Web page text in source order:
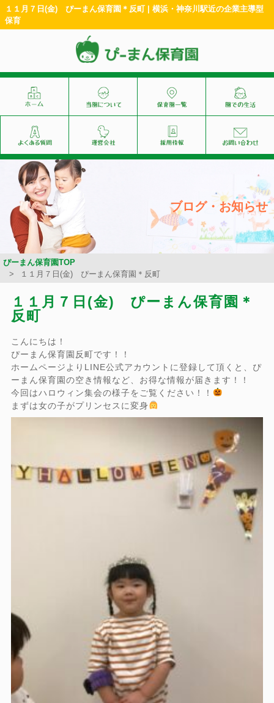
１１月７日(金) ぴーまん保育園＊反町 | 横浜・神奈川駅近の企業主導型
保育
ブログ・お知らせ
ぴーまん保育園TOP
１１月７日(金) ぴーまん保育園＊反町
１１月７日(金) ぴーまん保育園＊
反町
こんにちは！
ぴーまん保育園反町です！！
ホームページよりLINE公式アカウントに登録して頂くと、ぴ
ーまん保育園の空き情報など、お得な情報が届きます！！
今回はハロウィン集会の様子をご覧ください！！
まずは女の子がプリンセスに変身